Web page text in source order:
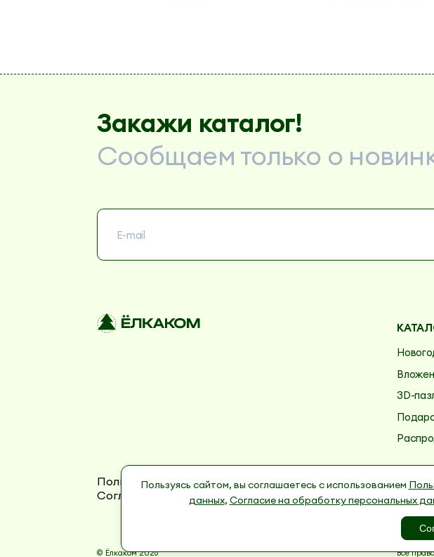
Пользуясь сайтом, вы соглашаетесь с использованием
данных, Согласие на обработку персональных
Закажи каталог!
Сообщаем только о
3D-
Пользовательское соглашение
Политика в отношении
Согласие на обработку персональных данных cookies
© Ёлкаком 2026 Все